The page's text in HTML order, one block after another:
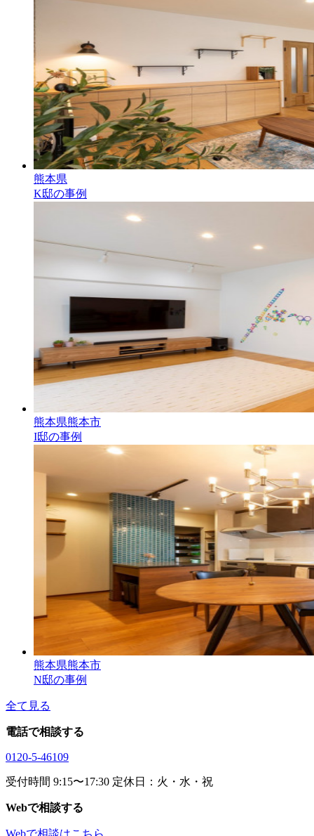
熊本県
K邸の事例
熊本県熊本市
I邸の事例
熊本県熊本市
N邸の事例
全て見る
電話で相談する
0120-5-46109
受付時間 9:15〜17:30 定休日：火・水・祝
Webで相談する
Webで相談はこちら